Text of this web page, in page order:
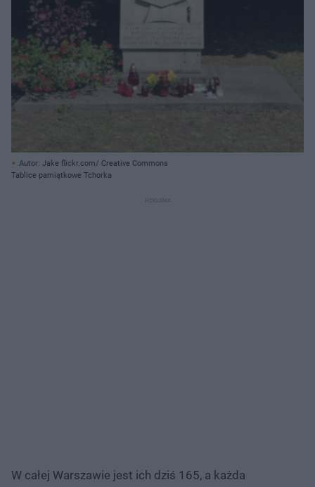
Autor: Jake flickr.com/ Creative Commons
Tablice pamiątkowe Tchorka
W całej Warszawie jest ich dziś 165, a każda